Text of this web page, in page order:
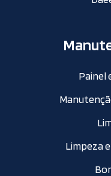
Painel
Limpeza